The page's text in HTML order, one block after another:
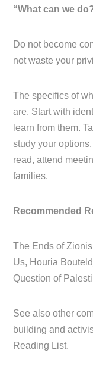
“What can we
Do not become
not waste your
The specifics of
are. Start with
learn from them.
study your
read, attend
families.
Recommended
The Ends of
Us, Houria
Question of
See also other
building and
Reading List.